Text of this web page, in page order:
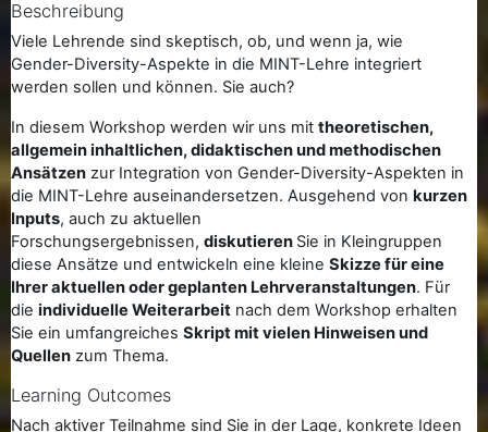
Beschreibung
Viele Lehrende sind skeptisch, ob, und wenn ja, wie
Gender-Diversity-Aspekte in die MINT-Lehre integriert
werden sollen und können. Sie auch?
In diesem Workshop werden wir uns mit theoretischen,
allgemein inhaltlichen, didaktischen und methodischen
Ansätzen zur Integration von Gender-Diversity-Aspekten in
die MINT-Lehre auseinandersetzen. Ausgehend von kurzen
Inputs, auch zu aktuellen
Forschungsergebnissen, diskutieren Sie in Kleingruppen
diese Ansätze und entwickeln eine kleine Skizze für eine
Ihrer aktuellen oder geplanten Lehrveranstaltungen. Für
die individuelle Weiterarbeit nach dem Workshop erhalten
Sie ein umfangreiches Skript mit vielen Hinweisen und
Quellen zum Thema.
Learning Outcomes
Nach aktiver Teilnahme sind Sie in der Lage, konkrete Ideen